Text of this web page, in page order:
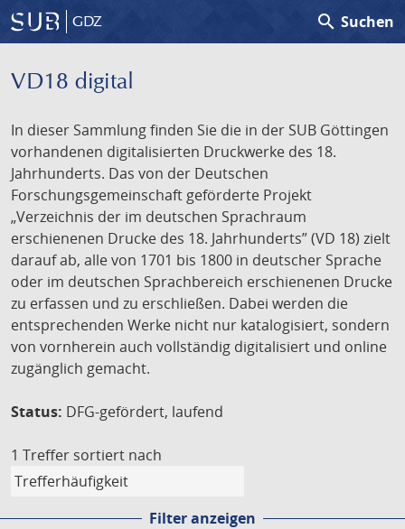
GDZ search Suchen
VD18 digital
In dieser Sammlung finden Sie die in der SUB Göttingen
vorhandenen digitalisierten Druckwerke des 18.
Jahrhunderts. Das von der Deutschen
Forschungsgemeinschaft geförderte Projekt
„Verzeichnis der im deutschen Sprachraum
erschienenen Drucke des 18. Jahrhunderts” (VD 18) zielt
darauf ab, alle von 1701 bis 1800 in deutscher Sprache
oder im deutschen Sprachbereich erschienenen Drucke
zu erfassen und zu erschließen. Dabei werden die
entsprechenden Werke nicht nur katalogisiert, sondern
von vornherein auch vollständig digitalisiert und online
zugänglich gemacht.
Status: DFG-gefördert, laufend
1 Treffer sortiert nach
Filter anzeigen